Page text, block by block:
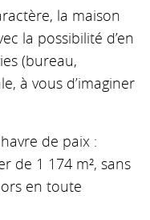
la maison
la possibilité d’en
(bureau,
à vous d’imaginer
de paix :
de 1 174 m², sans
en toute